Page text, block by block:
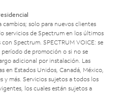
solo para nuevos clientes
servicios de Spectrum en los últimos
Spectrum. SPECTRUM VOICE: se
de promoción o si no se
adicional por instalación. Las
en Estados Unidos, Canadá, México,
y más. Servicios sujetos a todos los
los cuales están sujetos a